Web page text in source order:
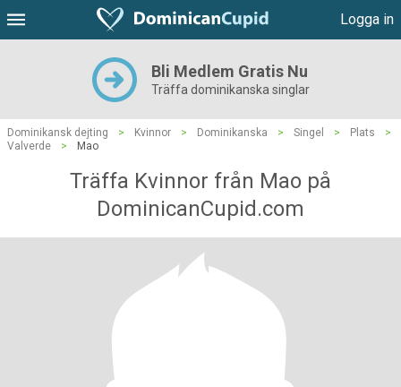
Logga in
Bli Medlem Gratis Nu
Träffa dominikanska singlar
Dominikansk dejting > Kvinnor > Dominikanska > Singel > Plats
>
Valverde
> Mao
Träffa Kvinnor från Mao på
DominicanCupid.com